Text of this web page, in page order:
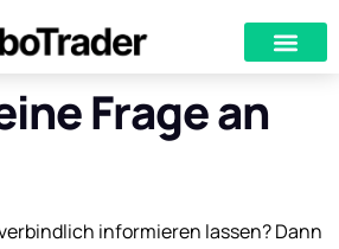
Frage an
informieren lassen? Dann